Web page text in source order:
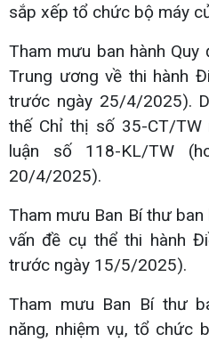
sắp xếp tổ chức bộ máy
Tham mưu ban hành Quy
Trung ương về thi hành
trước ngày 25/4/2025).
thế Chỉ thị số 35-CT/
luận số 118-KL/TW
20/4/2025).
Tham mưu Ban Bí thư
vấn đề cụ thể thi hành
trước ngày 15/5/2025).
Tham mưu Ban Bí thư
năng, nhiệm vụ, tổ chức